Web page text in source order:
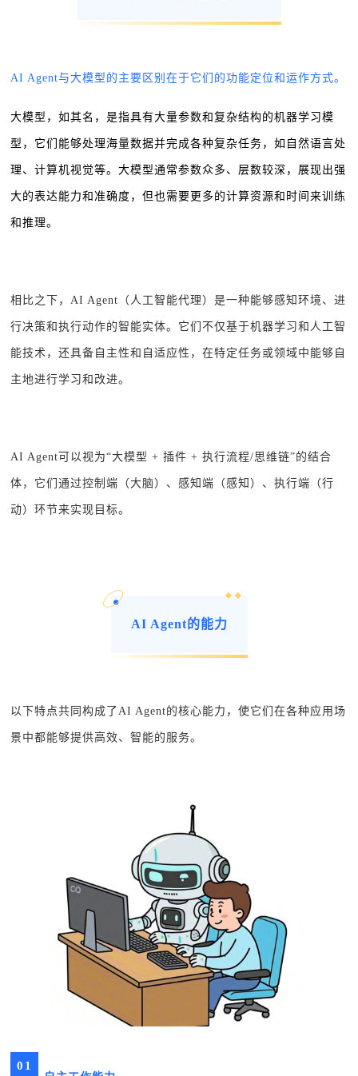
AI Agent与大模型的主要区别在于它们的功能定位和运作方式。
大模型，如其名，是指具有大量参数和复杂结构的机器学习模
型，它们能够处理海量数据并完成各种复杂任务，如自然语言处
理、计算机视觉等。大模型通常参数众多、层数较深，展现出强
大的表达能力和准确度，但也需要更多的计算资源和时间来训练
和推理。
相比之下，AI Agent（人工智能代理）是一种能够感知环境、进
行决策和执行动作的智能实体。它们不仅基于机器学习和人工智
能技术，还具备自主性和自适应性，在特定任务或领域中能够自
主地进行学习和改进。
AI Agent可以视为“大模型 + 插件 + 执行流程/思维链”的结合
体，它们通过控制端（大脑）、感知端（感知）、执行端（行
动）环节来实现目标。
AI Agent的能力
以下特点共同构成了AI Agent的核心能力，使它们在各种应用场
景中都能够提供高效、智能的服务。
0 1